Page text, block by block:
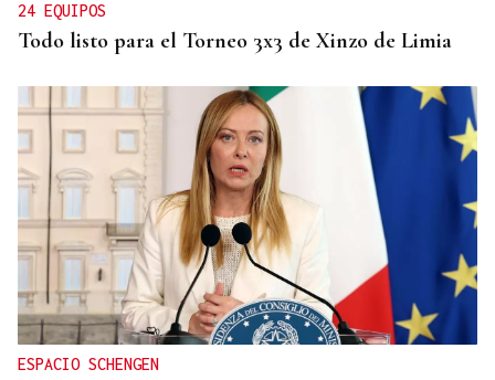
24 EQUIPOS
Todo listo para el Torneo 3x3 de Xinzo de Limia
ESPACIO SCHENGEN